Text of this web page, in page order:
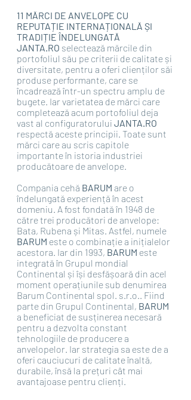
11 MĂRCI DE ANVELOPE CU
REPUTAȚIE INTERNAȚIONALĂ ȘI
TRADIȚIE ÎNDELUNGATĂ
JANTA.RO selectează mărcile din
portofoliul său pe criterii de calitate și
diversitate, pentru a oferi clienților săi
produse performante, care se
încadrează într-un spectru amplu de
bugete. Iar varietatea de mărci care
completează acum portofoliul deja
vast al configuratorului JANTA.RO
respectă aceste principii. Toate sunt
mărci care au scris capitole
importante în istoria industriei
producătoare de anvelope.
Compania cehă BARUM are o
îndelungată experiență în acest
domeniu. A fost fondată în 1948 de
către trei producători de anvelope:
Bata, Rubena și Mitas. Astfel, numele
BARUM este o combinație a inițialelor
acestora. Iar din 1993, BARUM este
integrată în Grupul mondial
Continental și își desfășoară din acel
moment operațiunile sub denumirea
Barum Continental spol. s.r.o.. Fiind
parte din Grupul Continental, BARUM
a beneficiat de susținerea necesară
pentru a dezvolta constant
tehnologiile de producere a
anvelopelor. Iar strategia sa este de a
oferi cauciucuri de calitate înaltă,
durabile, însă la prețuri cât mai
avantajoase pentru clienți.